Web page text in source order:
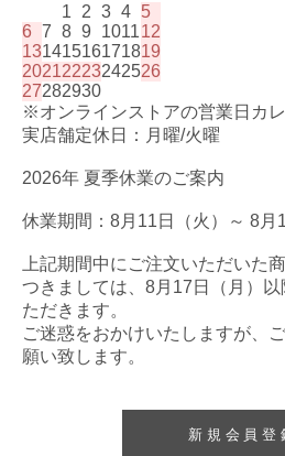
1
2 3 4 5
6 7 8 9 101112
13141516171819
20212223242526
27282930
※オンラインストアの営業日カレ
実店舗定休日：月曜/火曜
2026年 夏季休業のご案内
休業期間：8月11日（火）～ 8月
上記期間中にご注文いただいた
つきましては、8月17日（月）
ただきます。
ご迷惑をおかけいたしますが、
願い致します。
新規会員登